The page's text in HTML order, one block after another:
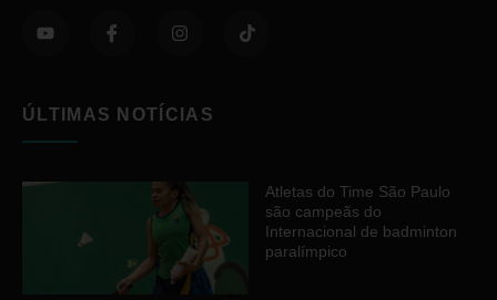
ÚLTIMAS NOTÍCIAS
Atletas do Time São Paulo
são campeãs do
Internacional de badminton
paralímpico